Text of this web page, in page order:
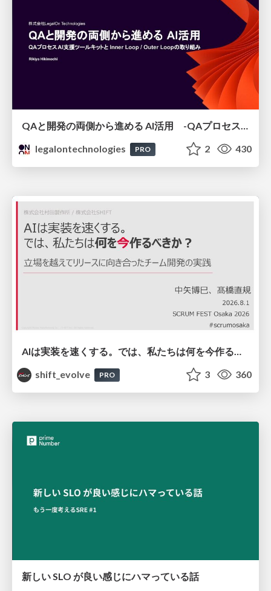
QAと開発の両側から進める AI活用 -QAプロセスAI支援ツールキットと Inner Loop / Outer Loopの取り組み-
legalontechnologies
PRO 2 430
shift_evolve
PRO 3 360
新しい SLO が良い感じにハマっている話